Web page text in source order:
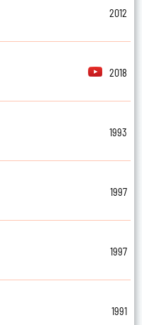
2012
2018
1993
1997
1997
1991